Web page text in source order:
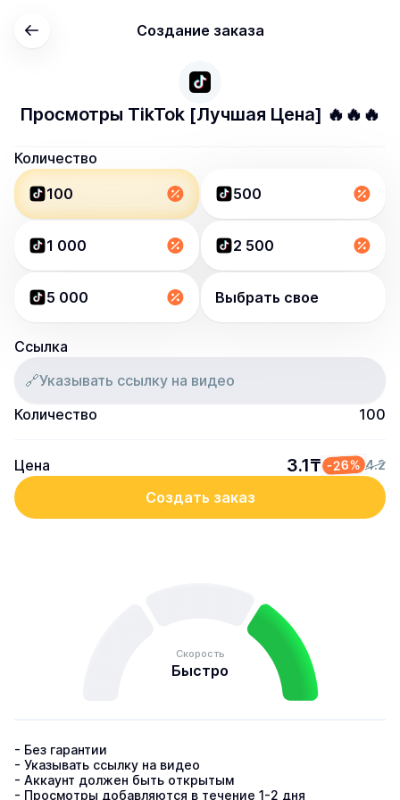
Создание заказа
Просмотры TikTok [Лучшая Цена] 🔥🔥🔥
Количество
100
500
1 000 2 500
5 000 Выбрать свое
Ссылка
Количество 100
Цена 3.1₸ -26% 4.2
Создать заказ
Скорость
Быстро
- Без гарантии
- Указывать ссылку на видео
- Аккаунт должен быть открытым
- Просмотры добавляются в течение 1-2 дня